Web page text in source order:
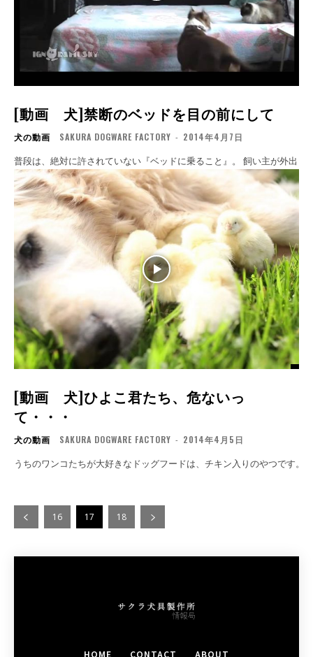
[動画 犬]禁断のベッドを目の前にして
犬の動画 SAKURA DOGWARE FACTORY - 2014年4月7日
[動画 犬]ひよこ君たち、危ないっ
て・・・
犬の動画 SAKURA DOGWARE FACTORY - 2014年4月5日
16 17 18
HOME CONTACT ABOUT